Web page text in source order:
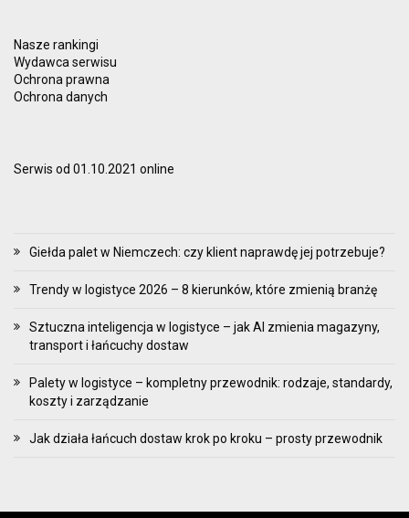
Nasze rankingi
Wydawca serwisu
Ochrona prawna
Ochrona danych
Serwis od 01.10.2021 online
Giełda palet w Niemczech: czy klient naprawdę jej potrzebuje?
Trendy w logistyce 2026 – 8 kierunków, które zmienią branżę
Sztuczna inteligencja w logistyce – jak AI zmienia magazyny,
transport i łańcuchy dostaw
Palety w logistyce – kompletny przewodnik: rodzaje, standardy,
koszty i zarządzanie
Jak działa łańcuch dostaw krok po kroku – prosty przewodnik